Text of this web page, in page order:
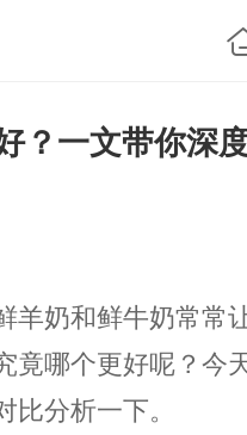
？一文带你深
奶和鲜牛奶常常
竟哪个更好呢？今
分析一下。